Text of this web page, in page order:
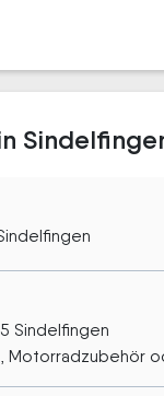
Sindelfingen